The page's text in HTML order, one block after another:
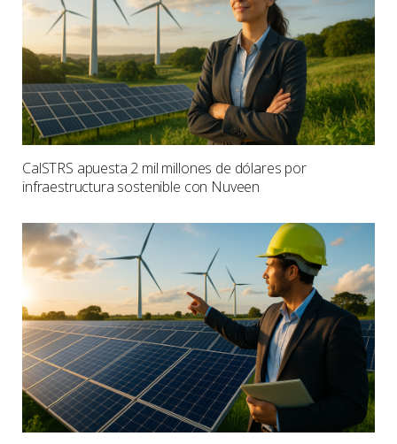
CalSTRS apuesta 2 mil millones de dólares por
infraestructura sostenible con Nuveen